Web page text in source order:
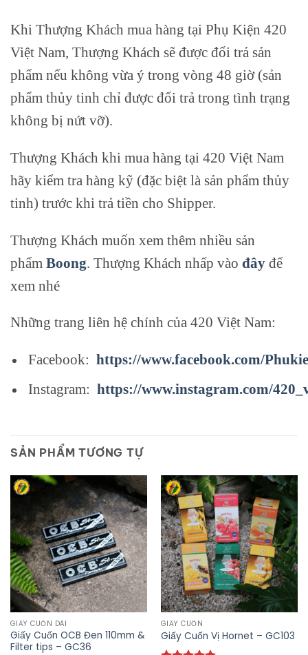
Khi Thượng Khách mua hàng tại Phụ Kiện 420
Việt Nam, Thượng Khách sẽ được đổi trả sản
phẩm nếu không vừa ý trong vòng 48 giờ (sản
phẩm thủy tinh chỉ được đổi trả trong tình trạng
không bị nứt vỡ).
Thượng Khách khi mua hàng tại 420 Việt Nam
hãy kiểm tra hàng kỹ (đặc biệt là sản phẩm thủy
tinh) trước khi trả tiền cho Shipper.
Thượng Khách muốn xem thêm nhiều sản
phẩm Boong. Thượng Khách nhấp vào đây để
xem nhé
Những trang liên hệ chính của 420 Việt Nam:
Facebook: https://www.facebook.com/
Instagram: https://www.instagram.com/
SẢN PHẨM TƯƠNG TỰ
GIẤY CUỐN DÀI
Giấy Cuốn OCB Đen 110mm &
Filter tips – GC36
GIẤY CUỐN
Giấy Cuốn Vị Hornet – GC103